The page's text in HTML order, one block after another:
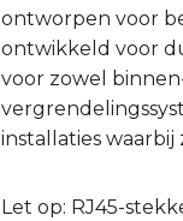
ontworpen voor
ontwikkeld voor
voor zowel
installaties
Let op: RJ45-